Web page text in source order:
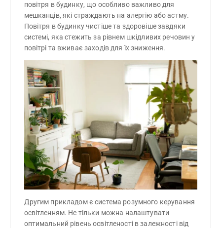
повітря в будинку, що особливо важливо для
мешканців, які страждають на алергію або астму.
Повітря в будинку чистіше та здоровіше завдяки
системі, яка стежить за рівнем шкідливих речовин у
повітрі та вживає заходів для їх зниження.
Другим прикладом є система розумного керування
освітленням. Не тільки можна налаштувати
оптимальний рівень освітленості в залежності від